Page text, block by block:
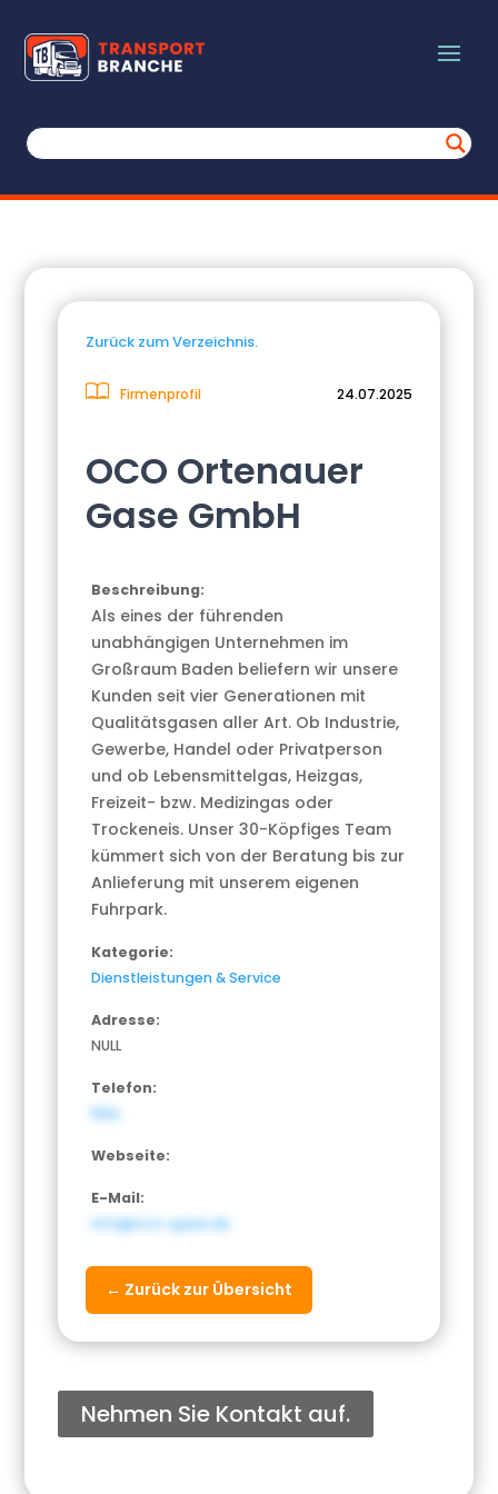
Zurück zum Verzeichnis.
Firmenprofil 24.07.2025
OCO Ortenauer
Gase GmbH
Beschreibung:
Als eines der führenden
unabhängigen Unternehmen im
Großraum Baden beliefern wir unsere
Kunden seit vier Generationen mit
Qualitätsgasen aller Art. Ob Industrie,
Gewerbe, Handel oder Privatperson
und ob Lebensmittelgas, Heizgas,
Freizeit- bzw. Medizingas oder
Trockeneis. Unser 30-Köpfiges Team
kümmert sich von der Beratung bis zur
Anlieferung mit unserem eigenen
Fuhrpark.
Kategorie:
Dienstleistungen & Service
Adresse:
NULL
Telefon:
NULL
Webseite:
E-Mail:
info@oco-gase.de
← Zurück zur Übersicht
Nehmen Sie Kontakt auf.